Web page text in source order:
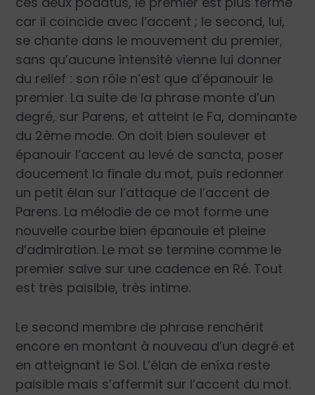
car il coïncide avec l’accent ; le second, lui,
se chante dans le mouvement du premier,
sans qu’aucune intensité vienne lui donner
du relief : son rôle n’est que d’épanouir le
premier. La suite de la phrase monte d’un
degré, sur Parens, et atteint le Fa, dominante
du 2ème mode. On doit bien soulever et
épanouir l’accent au levé de sancta, poser
doucement la finale du mot, puis redonner
un petit élan sur l’attaque de l’accent de
Parens. La mélodie de ce mot forme une
nouvelle courbe bien épanouie et pleine
d’admiration. Le mot se termine comme le
premier salve sur une cadence en Ré. Tout
est très paisible, très intime.
Le second membre de phrase renchérit
encore en montant à nouveau d’un degré et
en atteignant le Sol. L’élan de eníxa reste
paisible mais s’affermit sur l’accent du mot.